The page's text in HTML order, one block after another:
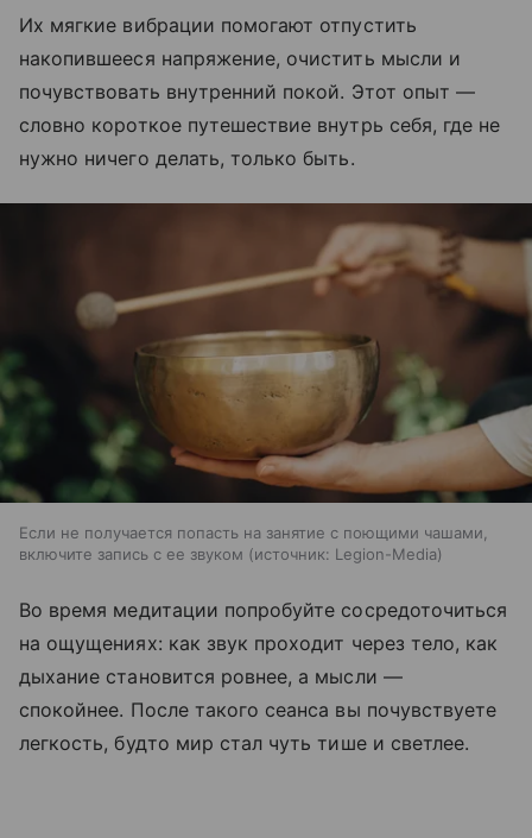
Их мягкие вибрации помогают отпустить
накопившееся напряжение, очистить мысли и
почувствовать внутренний покой. Этот опыт —
словно короткое путешествие внутрь себя, где не
нужно ничего делать, только быть.
Если не получается попасть на занятие с поющими чашами,
включите запись с ее звуком
источник: Legion-Media
Во время медитации попробуйте сосредоточиться
на ощущениях: как звук проходит через тело, как
дыхание становится ровнее, а мысли —
спокойнее. После такого сеанса вы почувствуете
легкость, будто мир стал чуть тише и светлее.